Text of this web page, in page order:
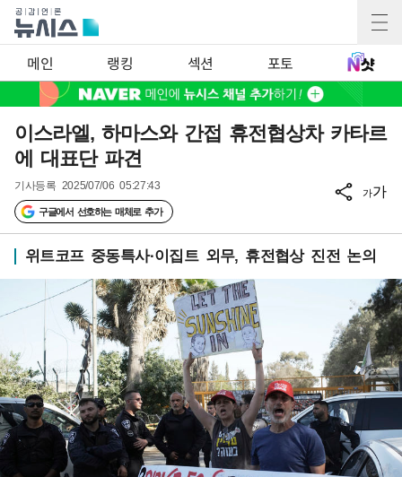
메인 랭킹 섹션 포토
이스라엘, 하마스와 간접 휴전협상차 카타르
에 대표단 파견
기사등록 2025/07/06 05:27:43
구글에서 선호하는 매체로 추가
가가
위트코프 중동특사·이집트 외무, 휴전협상 진전 논의